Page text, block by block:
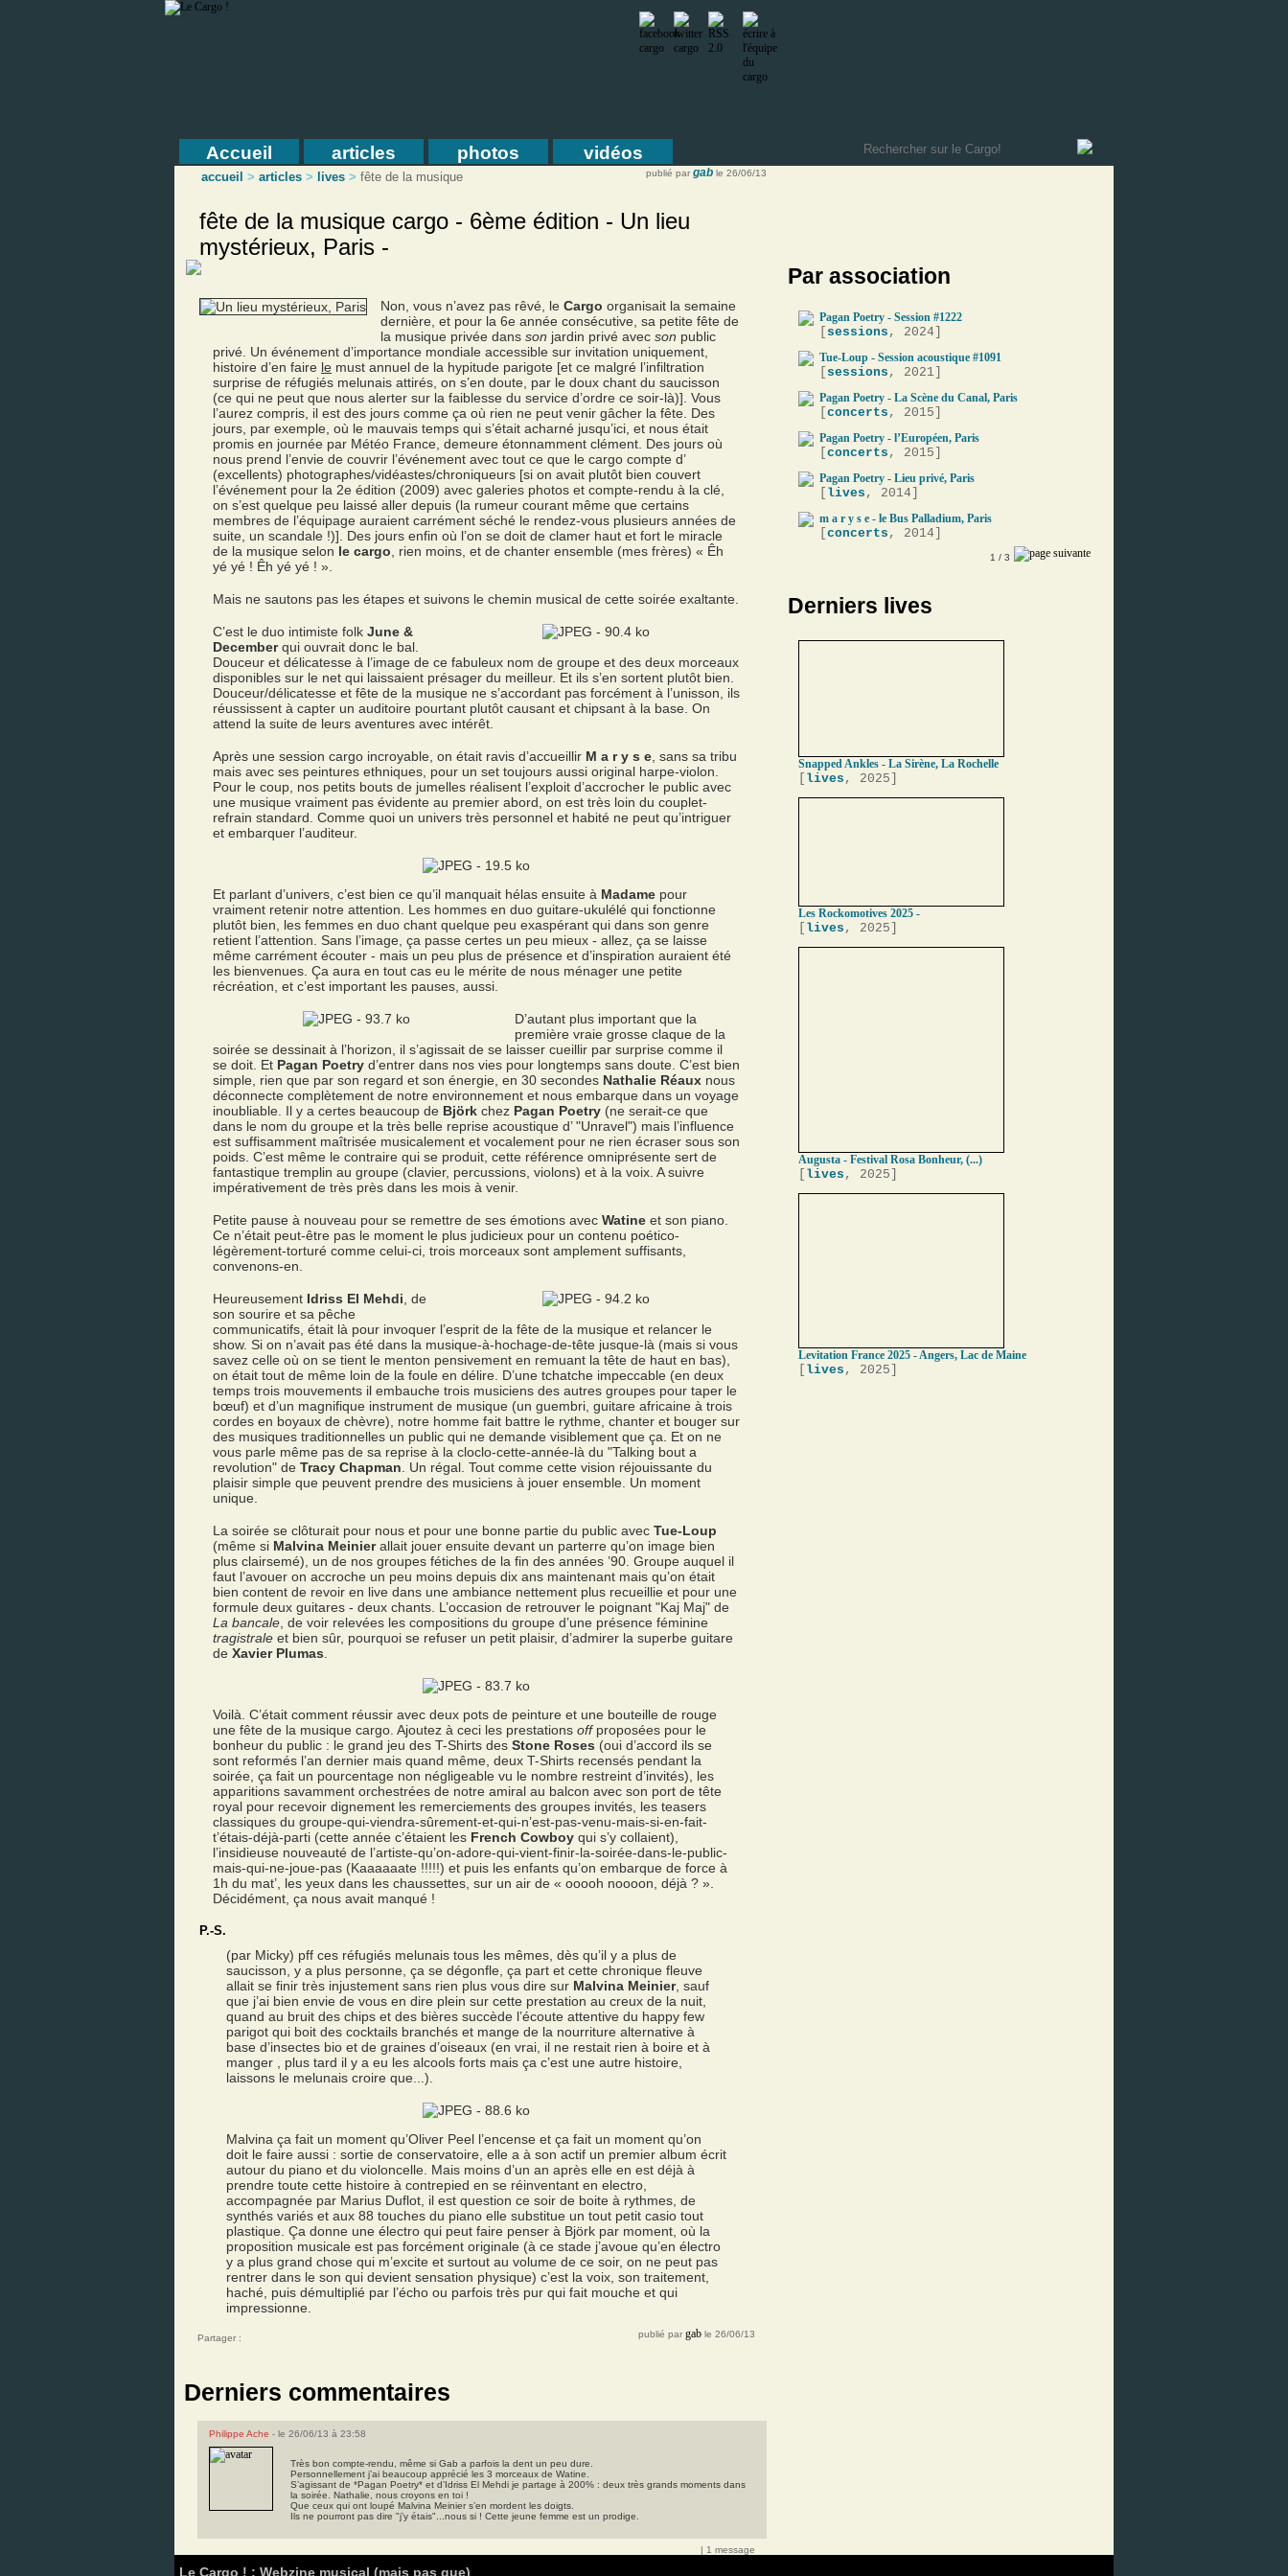
Accueil articles photos vidéos
accueil > articles > lives > fête de la musique publié par gab le 26/06/13
fête de la musique cargo - 6ème édition - Un lieu
mystérieux, Paris -
Non, vous n’avez pas rêvé, le Cargo organisait la semaine
dernière, et pour la 6e année consécutive, sa petite fête de
la musique privée dans son jardin privé avec son public
privé. Un événement d’importance mondiale accessible sur invitation uniquement,
histoire d’en faire le must annuel de la hypitude parigote [et ce malgré l’infiltration
surprise de réfugiés melunais attirés, on s’en doute, par le doux chant du saucisson
(ce qui ne peut que nous alerter sur la faiblesse du service d’ordre ce soir-là)]. Vous
l’aurez compris, il est des jours comme ça où rien ne peut venir gâcher la fête. Des
jours, par exemple, où le mauvais temps qui s’était acharné jusqu’ici, et nous était
promis en journée par Météo France, demeure étonnamment clément. Des jours où
nous prend l’envie de couvrir l’événement avec tout ce que le cargo compte d’
(excellents) photographes/vidéastes/chroniqueurs [si on avait plutôt bien couvert
l’événement pour la 2e édition (2009) avec galeries photos et compte-rendu à la clé,
on s’est quelque peu laissé aller depuis (la rumeur courant même que certains
membres de l’équipage auraient carrément séché le rendez-vous plusieurs années de
suite, un scandale !)]. Des jours enfin où l’on se doit de clamer haut et fort le miracle
de la musique selon le cargo , rien moins, et de chanter ensemble (mes frères) « Êh
yé yé ! Êh yé yé ! ».
Mais ne sautons pas les étapes et suivons le chemin musical de cette soirée exaltante.
C’est le duo intimiste folk June &
Decemberqui ouvrait donc le bal.
Douceur et délicatesse à l’image de ce fabuleux nom de groupe et des deux morceaux
disponibles sur le net qui laissaient présager du meilleur. Et ils s’en sortent plutôt bien.
Douceur/délicatesse et fête de la musique ne s’accordant pas forcément à l’unisson, ils
réussissent à capter un auditoire pourtant plutôt causant et chipsant à la base. On
attend la suite de leurs aventures avec intérêt.
Après une session cargo incroyable, on était ravis d’accueillir M a r y s e , sans sa tribu
mais avec ses peintures ethniques, pour un set toujours aussi original harpe-violon.
Pour le coup, nos petits bouts de jumelles réalisent l’exploit d’accrocher le public avec
une musique vraiment pas évidente au premier abord, on est très loin du couplet-
refrain standard. Comme quoi un univers très personnel et habité ne peut qu’intriguer
et embarquer l’auditeur.
Et parlant d’univers, c’est bien ce qu’il manquait hélas ensuite à Madame pour
vraiment retenir notre attention. Les hommes en duo guitare-ukulélé qui fonctionne
plutôt bien, les femmes en duo chant quelque peu exaspérant qui dans son genre
retient l’attention. Sans l’image, ça passe certes un peu mieux - allez, ça se laisse
même carrément écouter - mais un peu plus de présence et d’inspiration auraient été
les bienvenues. Ça aura en tout cas eu le mérite de nous ménager une petite
récréation, et c’est important les pauses, aussi.
D’autant plus important que la
première vraie grosse claque de la
soirée se dessinait à l’horizon, il s’agissait de se laisser cueillir par surprise comme il
se doit. Et Pagan Poetry d’entrer dans nos vies pour longtemps sans doute. C’est bien
simple, rien que par son regard et son énergie, en 30 secondes Nathalie Réaux nous
déconnecte complètement de notre environnement et nous embarque dans un voyage
inoubliable. Il y a certes beaucoup de Björk chez Pagan Poetry (ne serait-ce que
dans le nom du groupe et la très belle reprise acoustique d’ "Unravel") mais l’influence
est suffisamment maîtrisée musicalement et vocalement pour ne rien écraser sous son
poids. C’est même le contraire qui se produit, cette référence omniprésente sert de
fantastique tremplin au groupe (clavier, percussions, violons) et à la voix. A suivre
impérativement de très près dans les mois à venir.
Petite pause à nouveau pour se remettre de ses émotions avec Watine et son piano.
Ce n’était peut-être pas le moment le plus judicieux pour un contenu poético-
légèrement-torturé comme celui-ci, trois morceaux sont amplement suffisants,
convenons-en.
Heureusement Idriss El Mehdi , de
son sourire et sa pêche
communicatifs, était là pour invoquer l’esprit de la fête de la musique et relancer le
show. Si on n’avait pas été dans la musique-à-hochage-de-tête jusque-là (mais si vous
savez celle où on se tient le menton pensivement en remuant la tête de haut en bas),
on était tout de même loin de la foule en délire. D’une tchatche impeccable (en deux
temps trois mouvements il embauche trois musiciens des autres groupes pour taper le
bœuf) et d’un magnifique instrument de musique (un guembri, guitare africaine à trois
cordes en boyaux de chèvre), notre homme fait battre le rythme, chanter et bouger sur
des musiques traditionnelles un public qui ne demande visiblement que ça. Et on ne
vous parle même pas de sa reprise à la cloclo-cette-année-là du "Talking bout a
revolution" de Tracy Chapman . Un régal. Tout comme cette vision réjouissante du
plaisir simple que peuvent prendre des musiciens à jouer ensemble. Un moment
unique.
La soirée se clôturait pour nous et pour une bonne partie du public avec Tue-Loup
(même si Malvina Meinierallait jouer ensuite devant un parterre qu’on image bien
plus clairsemé), un de nos groupes fétiches de la fin des années ’90. Groupe auquel il
faut l’avouer on accroche un peu moins depuis dix ans maintenant mais qu’on était
bien content de revoir en live dans une ambiance nettement plus recueillie et pour une
formule deux guitares - deux chants. L’occasion de retrouver le poignant "Kaj Maj" de
La bancale , de voir relevées les compositions du groupe d’une présence féminine
tragistrale et bien sûr, pourquoi se refuser un petit plaisir, d’admirer la superbe guitare
de Xavier Plumas
Voilà. C’était comment réussir avec deux pots de peinture et une bouteille de rouge
une fête de la musique cargo. Ajoutez à ceci les prestations offproposées pour le
bonheur du public : le grand jeu des T-Shirts des Stone Roses (oui d’accord ils se
sont reformés l’an dernier mais quand même, deux T-Shirts recensés pendant la
soirée, ça fait un pourcentage non négligeable vu le nombre restreint d’invités), les
apparitions savamment orchestrées de notre amiral au balcon avec son port de tête
royal pour recevoir dignement les remerciements des groupes invités, les teasers
classiques du groupe-qui-viendra-sûrement-et-qui-n’est-pas-venu-mais-si-en-fait-
t’étais-déjà-parti (cette année c’étaient les French Cowboy qui s’y collaient),
l’insidieuse nouveauté de l’artiste-qu’on-adore-qui-vient-finir-la-soirée-dans-le-public-
mais-qui-ne-joue-pas (Kaaaaaate !!!!!) et puis les enfants qu’on embarque de force à
1h du mat’, les yeux dans les chaussettes, sur un air de « ooooh noooon, déjà ? ».
Décidément, ça nous avait manqué !
P.-S.
(par Micky) pff ces réfugiés melunais tous les mêmes, dès qu’il y a plus de
saucisson, y a plus personne, ça se dégonfle, ça part et cette chronique fleuve
allait se finir très injustement sans rien plus vous dire sur Malvina Meinier, sauf
que j’ai bien envie de vous en dire plein sur cette prestation au creux de la nuit,
quand au bruit des chips et des bières succède l’écoute attentive du happy few
parigot qui boit des cocktails branchés et mange de la nourriture alternative à
base d’insectes bio et de graines d’oiseaux (en vrai, il ne restait rien à boire et à
manger , plus tard il y a eu les alcools forts mais ça c’est une autre histoire,
laissons le melunais croire que...).
Malvina ça fait un moment qu’Oliver Peel l’encense et ça fait un moment qu’on
doit le faire aussi : sortie de conservatoire, elle a à son actif un premier album écrit
autour du piano et du violoncelle. Mais moins d’un an après elle en est déjà à
prendre toute cette histoire à contrepied en se réinventant en electro,
accompagnée par Marius Duflot, il est question ce soir de boite à rythmes, de
synthés variés et aux 88 touches du piano elle substitue un tout petit casio tout
plastique. Ça donne une électro qui peut faire penser à Björk par moment, où la
proposition musicale est pas forcément originale (à ce stade j’avoue qu’en électro
y a plus grand chose qui m’excite et surtout au volume de ce soir, on ne peut pas
rentrer dans le son qui devient sensation physique) c’est la voix, son traitement,
haché, puis démultiplié par l’écho ou parfois très pur qui fait mouche et qui
impressionne.
Partager : publié par gab le 26/06/13
Derniers commentaires
Philippe Ache - le 26/06/13 à 23:58
Très bon compte-rendu, même si Gab a parfois la dent un peu dure.
Personnellement j’ai beaucoup apprécié les 3 morceaux de Watine.
S’agissant de *Pagan Poetry* et d’Idriss El Mehdi je partage à 200% : deux très grands moments dans
la soirée. Nathalie, nous croyons en toi !
Que ceux qui ont loupé Malvina Meinier s’en mordent les doigts.
Ils ne pourront pas dire "j’y étais"...nous si ! Cette jeune femme est un prodige.
| 1 message
Par association
Pagan Poetry - Session #1222
sessions , 2024]
Tue-Loup - Session acoustique #1091
sessions , 2021]
Pagan Poetry - La Scène du Canal, Paris
concerts , 2015]
Pagan Poetry - l’Européen, Paris
concerts , 2015]
Pagan Poetry - Lieu privé, Paris
lives , 2014]
m a r y s e - le Bus Palladium, Paris
concerts , 2014]
1 / 3
Derniers lives
Snapped Ankles - La Sirène, La Rochelle
lives , 2025]
Les Rockomotives 2025 -
lives , 2025]
Augusta - Festival Rosa Bonheur, (...)
lives , 2025]
Levitation France 2025 - Angers, Lac de Maine
lives , 2025]
Le Cargo ! : Webzine musical (mais pas que)